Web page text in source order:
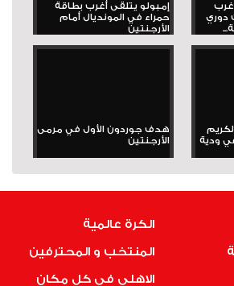
دوري
إمبولو يتلقى أغرب بطاقة
حمراء في المونديال أمام
الأرجنتين
ودية
هدف جوردون الأول في مرمى
الأرجنتين
الكرة عالمية
المنتخب و المحترفين
الاهلى فى كل مكان